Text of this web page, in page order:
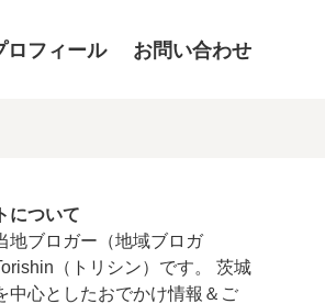
ロフィール お問い合わせ
について
地ブロガー（地域ブロガ
（トリシン）です。 茨城
中心としたおでかけ情報＆ご